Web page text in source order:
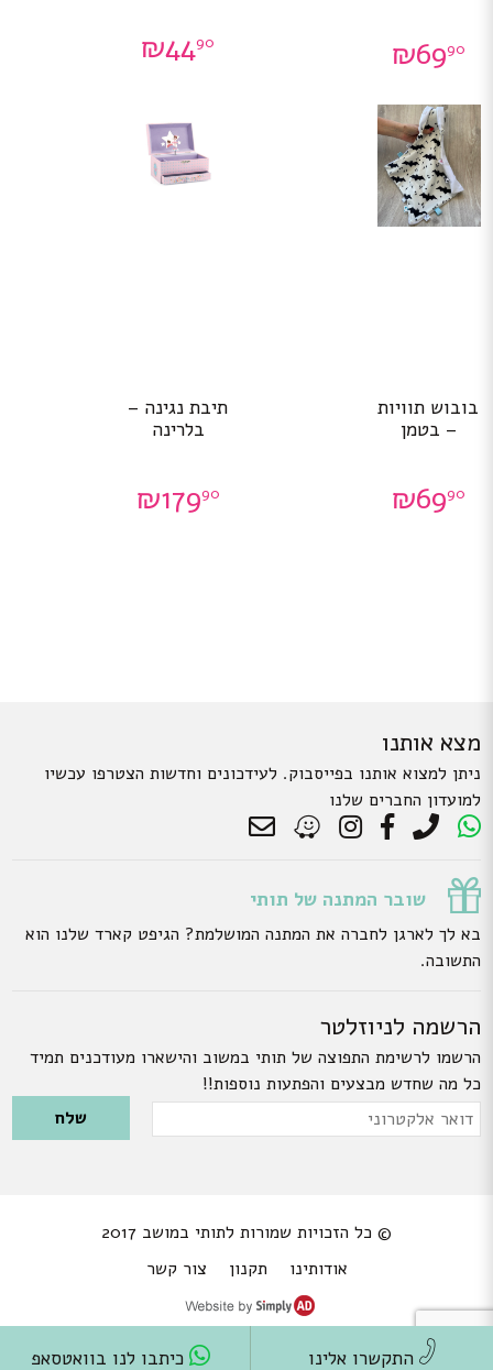
₪6990
₪4490
בובוש תוויות
– בטמן
₪6990
תיבת נגינה –
בלרינה
₪17990
מצא אותנו
ניתן למצוא אותנו בפייסבוק. לעידכונים וחדשות הצטרפו עכשיו
למועדון החברים שלנו
שובר המתנה של תותי
בא לך לארגן לחברה את המתנה המושלמת? הגיפט קארד שלנו הוא
התשובה.
הרשמה לניוזלטר
הרשמו לרשימת התפוצה של תותי במשוב והישארו מעודכנים תמיד
כל מה שחדש מבצעים והפתעות נוספות!!
Please leave this field empty.
דואר
© כל הזכויות שמורות לתותי במושב 2017
אודותינו
תקנון צור קשר
התקשרו אלינו כיתבו לנו בוואטסאפ